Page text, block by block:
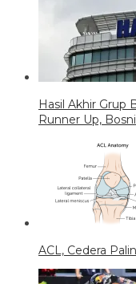
Hasil Akhir Grup
Runner Up,
ACL, Cedera